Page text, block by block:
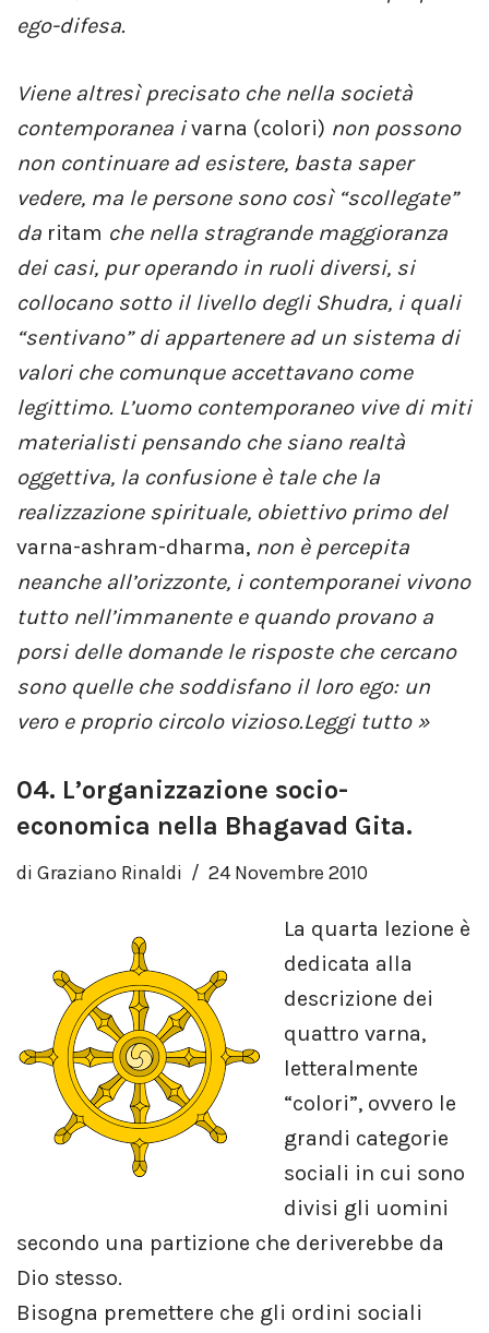
ego-difesa.
Viene altresì precisato che nella società
contemporanea ivarna (colori) non possono
non continuare ad esistere, basta saper
vedere, ma le persone sono così “scollegate”
da ritam che nella stragrande maggioranza
dei casi, pur operando in ruoli diversi, si
collocano sotto il livello degli Shudra, i quali
“sentivano” di appartenere ad un sistema di
valori che comunque accettavano come
legittimo. L’uomo contemporaneo vive di miti
materialisti pensando che siano realtà
oggettiva, la confusione è tale che la
realizzazione spirituale, obiettivo primo del
varna-ashram-dharma, non è percepita
neanche all’orizzonte, i contemporanei vivono
tutto nell’immanente e quando provano a
porsi delle domande le risposte che cercano
sono quelle che soddisfano il loro ego: un
vero e proprio circolo vizioso.Leggi tutto »
04. L’organizzazione socio-
economica nella Bhagavad Gita.
di Graziano Rinaldi 24 Novembre 2010
La quarta lezione è
dedicata alla
descrizione dei
quattro varna,
letteralmente
“colori”, ovvero le
grandi categorie
sociali in cui sono
divisi gli uomini
secondo una partizione che deriverebbe da
Dio stesso.
Bisogna premettere che gli ordini sociali